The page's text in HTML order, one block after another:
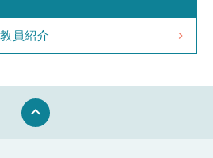
員紹介
keyboard_arrow_up